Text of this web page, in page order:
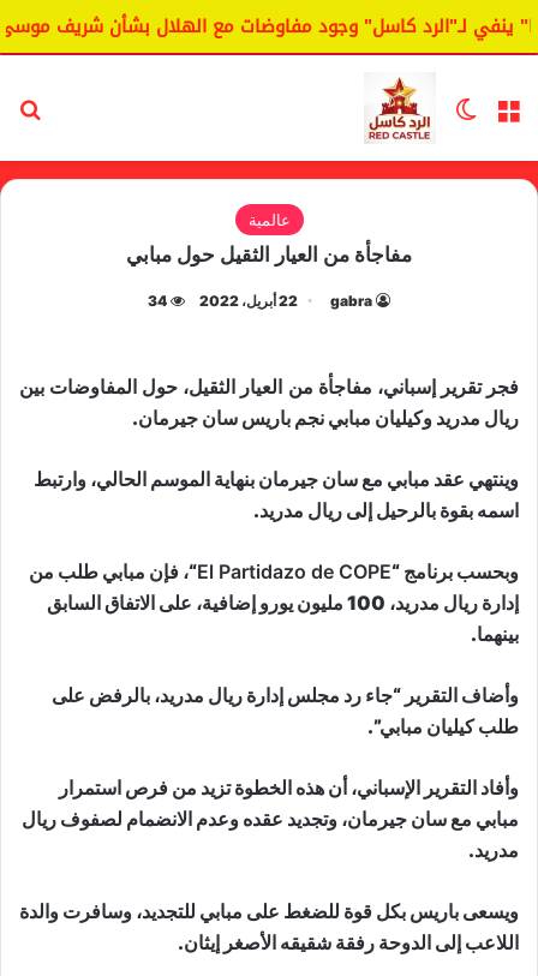
ينفي لـ"الرد كاسل" وجود مفاوضات مع الهلال بشأن شريف موسى.
القائمة الوضع المظلم
عالمية
مفاجأة من العيار الثقيل حول مبابي
gabra 22 أبريل، 2022 34
فجر تقرير إسباني، مفاجأة من العيار الثقيل، حول المفاوضات بين
ريال مدريد وكيليان مبابي نجم باريس سان جيرمان.
وينتهي عقد مبابي مع سان جيرمان بنهاية الموسم الحالي، وارتبط
اسمه بقوة بالرحيل إلى ريال مدريد.
وبحسب برنامج “El Partidazo de COPE“، فإن مبابي طلب من
إدارة ريال مدريد، 100 مليون يورو إضافية، على الاتفاق السابق
بينهما.
وأضاف التقرير “جاء رد مجلس إدارة ريال مدريد، بالرفض على
طلب كيليان مبابي”.
وأفاد التقرير الإسباني، أن هذه الخطوة تزيد من فرص استمرار
مبابي مع سان جيرمان، وتجديد عقده وعدم الانضمام لصفوف ريال
مدريد.
ويسعى باريس بكل قوة للضغط على مبابي للتجديد، وسافرت والدة
اللاعب إلى الدوحة رفقة شقيقه الأصغر إيثان.